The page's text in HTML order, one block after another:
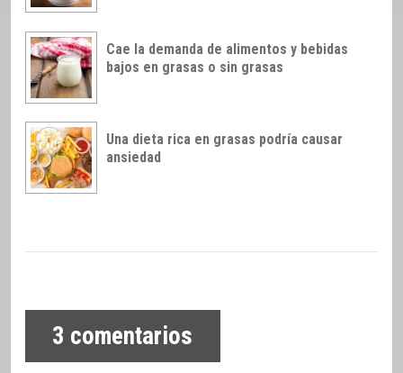
Cae la demanda de alimentos y bebidas
bajos en grasas o sin grasas
Una dieta rica en grasas podría causar
ansiedad
3 comentarios